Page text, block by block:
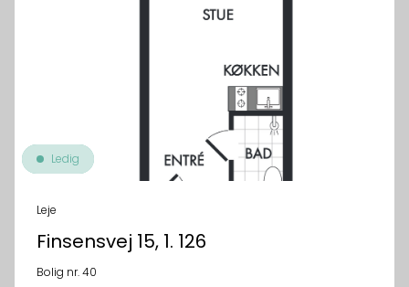
Ledig
Leje
Finsensvej 15, 1. 126
Bolig nr. 40